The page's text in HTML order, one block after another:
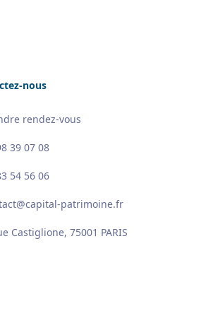
nous
rendez-vous
39 07 08
54 56 06
patrimoine.fr
Castiglione, 75001 PARIS